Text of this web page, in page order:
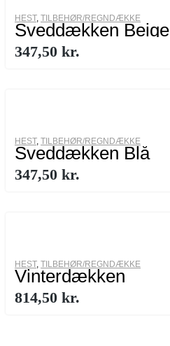
HEST, TILBEHØR/REGNDÆKKE
Sveddækken Beige
347,50 kr.
HEST, TILBEHØR/REGNDÆKKE
Sveddækken Blå
347,50 kr.
HEST, TILBEHØR/REGNDÆKKE
Vinterdækken
814,50 kr.